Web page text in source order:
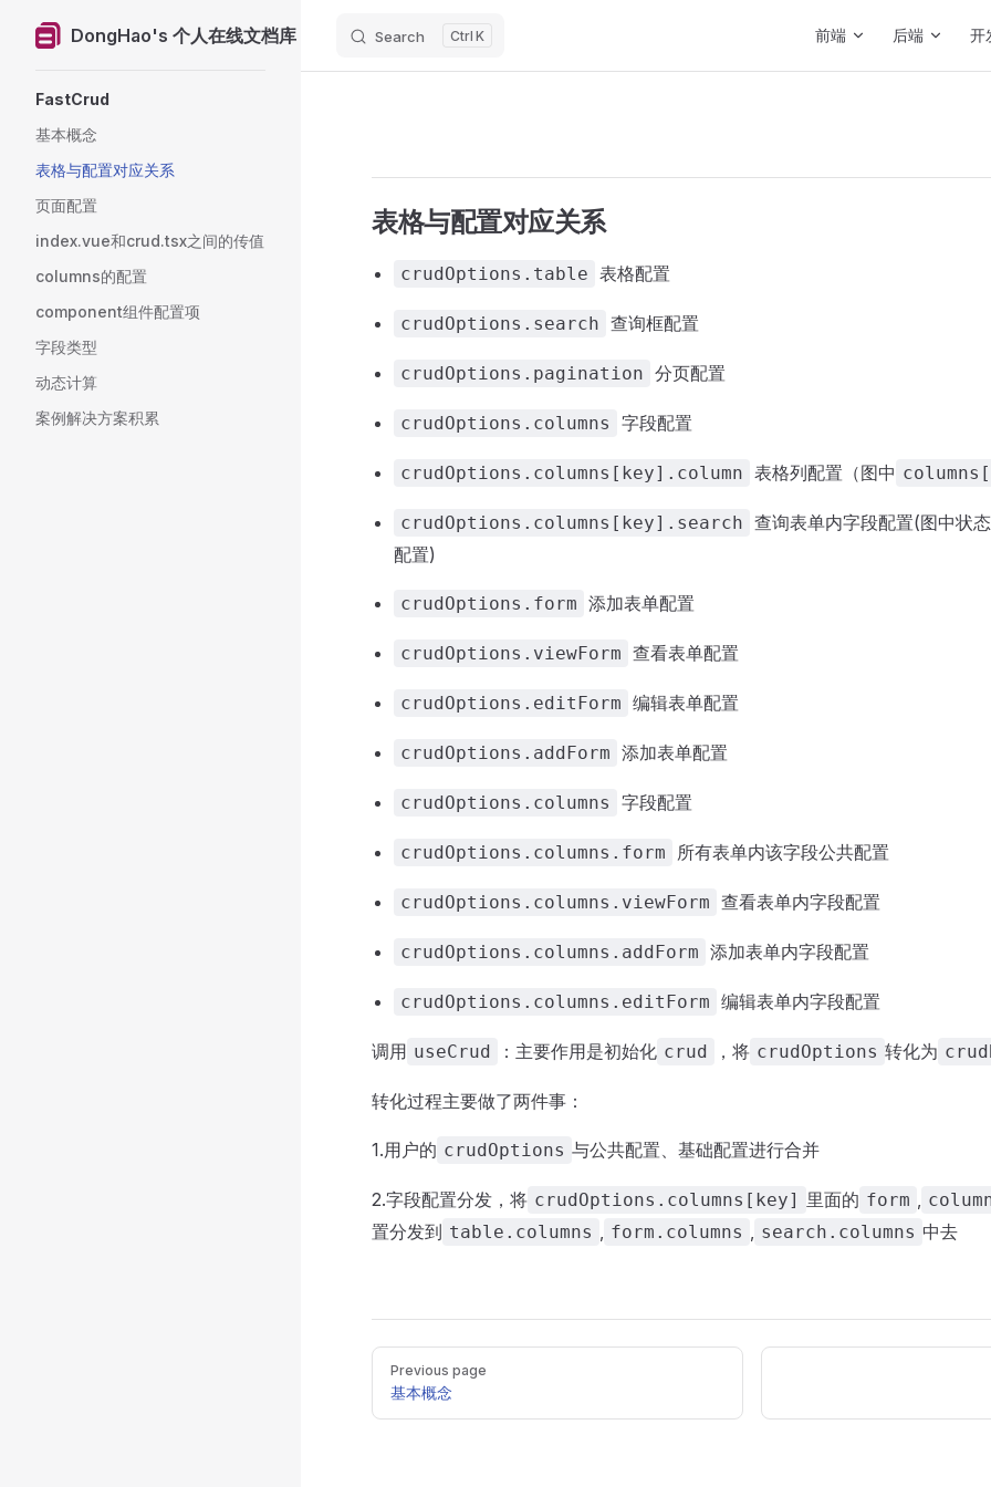
Skip to content
DongHao's 个人在线文档库 Search K 前端 后端 开
FastCrud
基本概念
表格与配置对应关系
页面配置
index.vue和crud.tsx之间的传值
columns的配置
component组件配置项
字段类型
动态计算
案例解决方案积累
表格与配置对应关系
crudOptions.table 表格配置
crudOptions.search 查询框配置
crudOptions.pagination 分页配置
crudOptions.columns 字段配置
crudOptions.columns[key].column 表格列配置（图中
crudOptions.columns[key].search 查询表单内字段配置(图中状
配置)
crudOptions.form 添加表单配置
crudOptions.viewForm 查看表单配置
crudOptions.editForm 编辑表单配置
crudOptions.addForm 添加表单配置
crudOptions.columns 字段配置
crudOptions.columns.form 所有表单内该字段公共配置
crudOptions.columns.viewForm 查看表单内字段配置
crudOptions.columns.addForm 添加表单内字段配置
crudOptions.columns.editForm 编辑表单内字段配置
调用 useCrud ：主要作用是初始化 crud ，将 crudOptions 转化为
转化过程主要做了两件事：
1.用户的 crudOptions 与公共配置、基础配置进行合并
2.字段配置分发，将 crudOptions.columns[key] 里面的 form ,
置分发到 table.columns , form.columns , search.columns 中去
Pager
Previous page
基本概念